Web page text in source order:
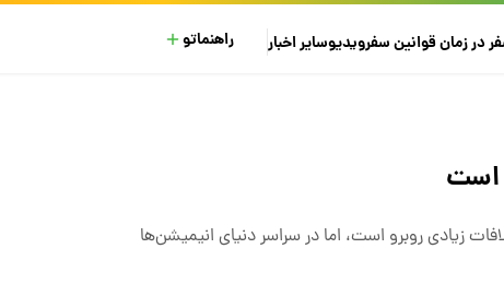
در زمانقوانین سفرویدیوسایراخبار راهنماتو
زیادی روبرو است، اما در سراسر دنیای انیمیشن‌ها